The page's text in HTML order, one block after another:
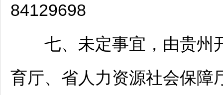
84129698
七、未定事宜，由贵州
育厅、省人力资源社会保障